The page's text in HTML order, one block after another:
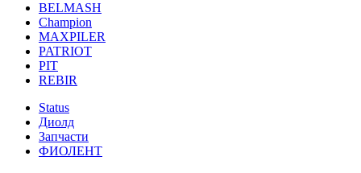
BELMASH
Champion
MAXPILER
PATRIOT
PIT
REBIR
Status
Диолд
Запчасти
ФИОЛЕНТ